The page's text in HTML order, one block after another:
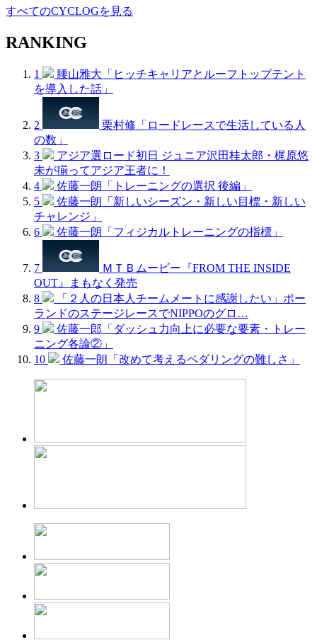
すべてのCYCLOGを見る
RANKING
1
腰山雅大「ヒッチキャリアとルーフトップテント
を導入した話」
2
栗村修「ロードレースで生活している人
の数」
3
アジア選ロード初日 ジュニア沢田桂太郎・梶原悠
未が揃ってアジア王者に！
4
佐藤一朗「トレーニングの選択 後編」
5
佐藤一朗「新しいシーズン・新しい目標・新しい
チャレンジ」
6
佐藤一朗「フィジカルトレーニングの指標」
7
ＭＴＢムービー『FROM THE INSIDE
OUT』まもなく発売
8
「２人の日本人チームメートに感謝したい」ポー
ランドのステージレースでNIPPOのグロ…
9
佐藤一郎「ダッシュ力向上に必要な要素・トレー
ニング各論②」
10
佐藤一朗「改めて考えるペダリングの難しさ」